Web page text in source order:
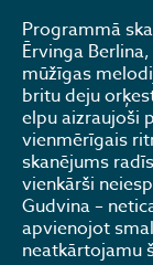
Programmā
Ērvinga
mūžīgas
britu deju
elpu aizraujoši
vienmērīgais
skanējums
vienkārši
Gudvina –
apvienojot
neatkārtojamu